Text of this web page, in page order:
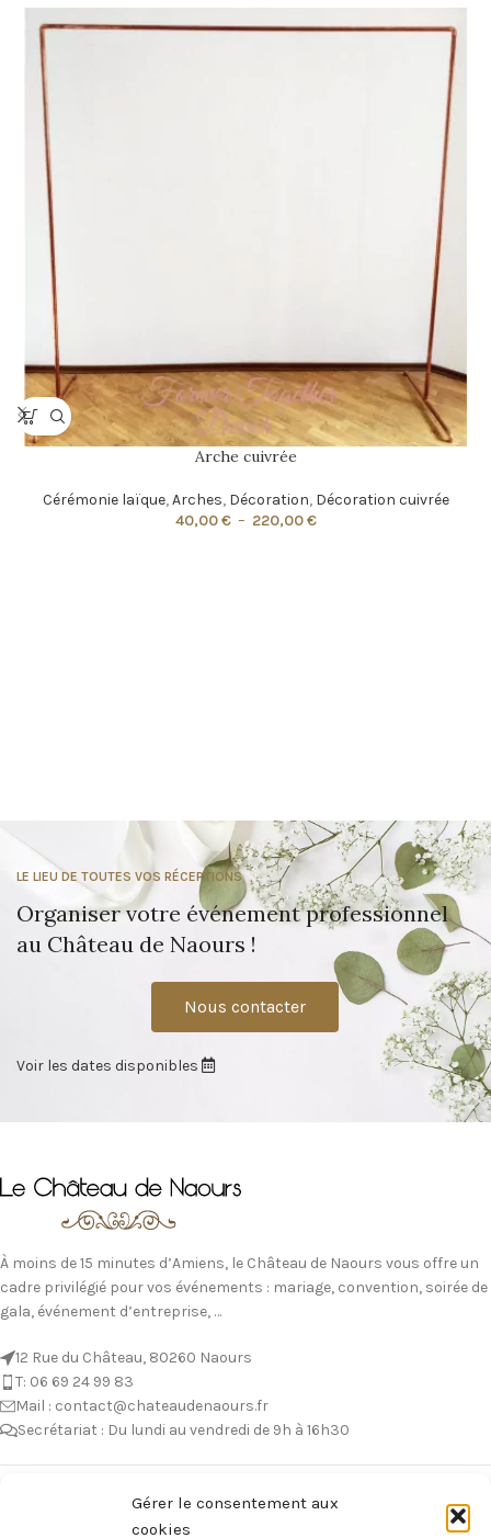
Gérer le consentement aux
cookies
Arche cuivrée
Cérémonie laïque,Arches, Décoration, Décoration cuivrée
40,00€ – 220,00€
LE LIEU DE TOUTES VOS RÉCEPTIONS
Organiser votre événement professionnel
au Château de Naours !
Nous contacter
Voir les dates disponibles
À moins de 15 minutes d’Amiens, le Château de Naours vous offre un
cadre privilégié pour vos événements : mariage, convention, soirée de
gala, événement d’entreprise, …
12 Rue du Château, 80260 Naours
T: 06 69 24 99 83
Mail : contact@chateaudenaours.fr
Secrétariat : Du lundi au vendredi de 9h à 16h30
Vous avez des questions ?